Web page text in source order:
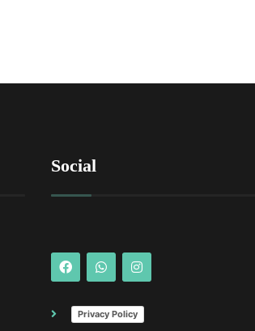
Social
Privacy Policy